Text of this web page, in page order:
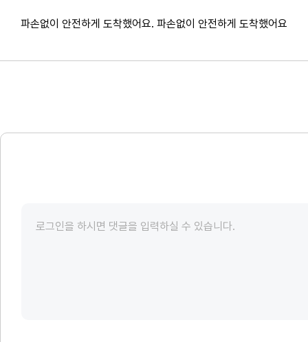
파손없이 안전하게 도착했어요. 파손없이 안전하게 도착했어요